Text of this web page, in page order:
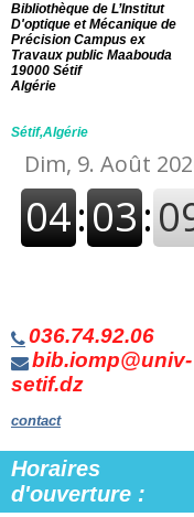
l'ingénieur et activités
connexes)[1]
Bibliothèque de L’Institut
D'optique et Mécanique de
Précision Campus ex
Travaux public Maabouda
19000 Sétif
Algérie
Sétif,Algérie
036.74.92.06
bib.iomp@univ-
setif.dz
contact
Horaires
d'ouverture :